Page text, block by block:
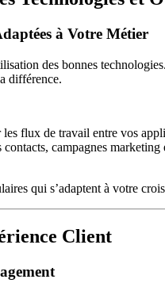
à Votre Métier
des bonnes
différence.
les flux de travail entre vos
campagnes
qui s’adaptent à votre
Client